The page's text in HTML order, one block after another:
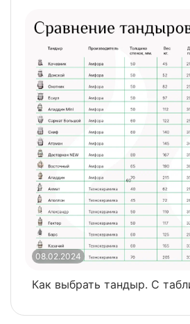
08.02.2024
Как выбрать тандыр. С